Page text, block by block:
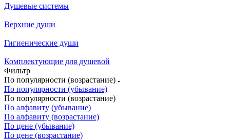
Душевые системы
Верхние души
Гигиенические души
Комплектующие для душевой
Фильтр
По популярности (возрастание)
По популярности (убывание)
По популярности (возрастание)
По алфавиту (убывание)
По алфавиту (возрастание)
По цене (убывание)
По цене (возрастание)